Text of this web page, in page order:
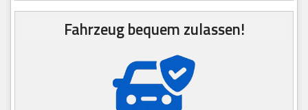
Fahrzeug bequem zulassen!